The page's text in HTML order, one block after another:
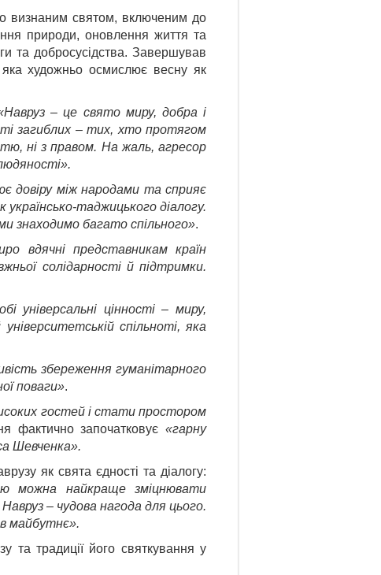
визнаним святом, включеним до
природи, оновлення життя та
та добросусідства. Завершував
художньо осмислює весну як
– це свято миру, добра і
загиблих – тих, хто протягом
ні з правом. На жаль, агресор
довіру між народами та сприяє
таджицького діалогу.
знаходимо багато спільного».
вдячні представникам країн
солідарності й підтримки.
універсальні цінності – миру,
спільноті, яка
збереження гуманітарного
поваги».
гостей і стати простором
фактично започатковує«гарну
Шевченка».
як свята єдності та діалогу:
можна найкраще зміцнювати
– чудова нагода для цього.
майбутнє».
та традиції його святкування у